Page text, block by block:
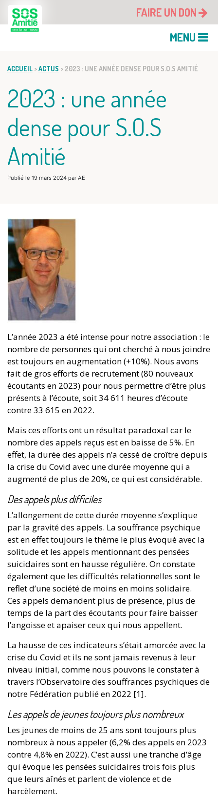
FAIRE UN DON
MENU
ACCUEIL >ACTUS > 2023 : UNE ANNÉE DENSE POUR S.O.S AMITIÉ
2023 : une année
dense pour S.O.S
Amitié
Publié le 19 mars 2024 par AE
L’année 2023 a été intense pour notre association : le
nombre de personnes qui ont cherché à nous joindre
est toujours en augmentation (+10%). Nous avons
fait de gros efforts de recrutement (80 nouveaux
écoutants en 2023) pour nous permettre d’être plus
présents à l’écoute, soit 34 611 heures d’écoute
contre 33 615 en 2022.
Mais ces efforts ont un résultat paradoxal car le
nombre des appels reçus est en baisse de 5%. En
effet, la durée des appels n’a cessé de croître depuis
la crise du Covid avec une durée moyenne qui a
augmenté de plus de 20%, ce qui est considérable.
Des appels plus difficiles
L’allongement de cette durée moyenne s’explique
par la gravité des appels. La souffrance psychique
est en effet toujours le thème le plus évoqué avec la
solitude et les appels mentionnant des pensées
suicidaires sont en hausse régulière. On constate
également que les difficultés relationnelles sont le
reflet d’une société de moins en moins solidaire.
Ces appels demandent plus de présence, plus de
temps de la part des écoutants pour faire baisser
l’angoisse et apaiser ceux qui nous appellent.
La hausse de ces indicateurs s’était amorcée avec la
crise du Covid et ils ne sont jamais revenus à leur
niveau initial, comme nous pouvons le constater à
travers l’Observatoire des souffrances psychiques de
notre Fédération publié en 2022 [1].
Les appels de jeunes toujours plus nombreux
Les jeunes de moins de 25 ans sont toujours plus
nombreux à nous appeler (6,2% des appels en 2023
contre 4,8% en 2022). C’est aussi une tranche d’âge
qui évoque les pensées suicidaires trois fois plus
que leurs aînés et parlent de violence et de
harcèlement.